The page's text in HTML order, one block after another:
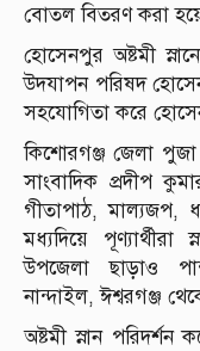
বোতল বিতরণ করা
হোসেনপুর অষ্টমী
উদযাপন পরিষদ
সহযোগিতা করে
কিশোরগঞ্জ জেলা
সাংবাদিক প্রদীপ
গীতাপাঠ, মাল্যজপ,
মধ্যদিয়ে
উপজেলা ছাড়াও
নান্দাইল, ঈশ্বরগঞ্জ
অষ্টমী স্নান পরিদর্শন